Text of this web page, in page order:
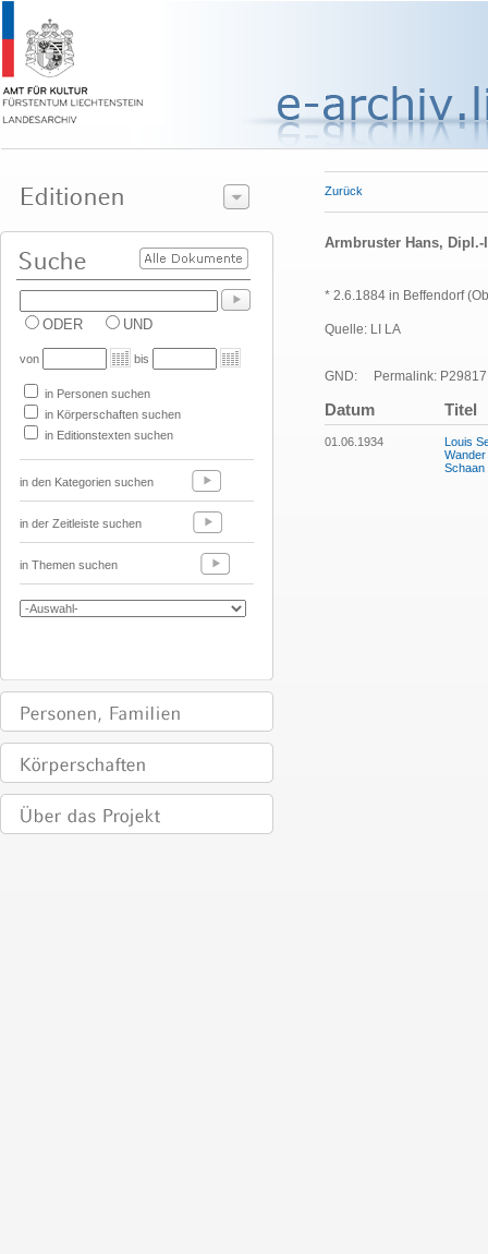
ODER UND
von bis
in Personen suchen
in Körperschaften suchen
in Editionstexten suchen
in den Kategorien suchen
in der Zeitleiste suchen
in Themen suchen
Zurück
Armbruster Hans,
* 2.6.1884 in Beffendorf
Quelle: LI LA
GND: Permalink: P29817
Datum Titel
01.06.1934
Louis
Wander
Schaan